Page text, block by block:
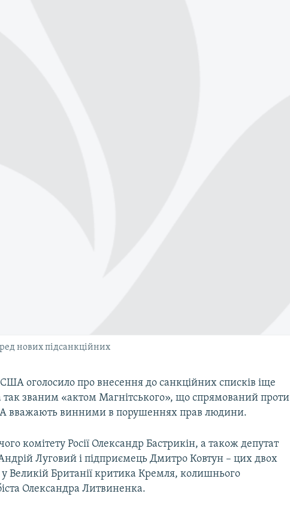
нових підсанкційних
США оголосило про внесення до санкційних списків іще
так званим «актом Магнітського», що спрямований проти
вважають винними в порушеннях прав людини.
комітету Росії Олександр Бастрикін, а також депутат
Луговий і підприємець Дмитро Ковтун – цих двох
у Великій Британії критика Кремля, колишнього
Олександра Литвиненка.